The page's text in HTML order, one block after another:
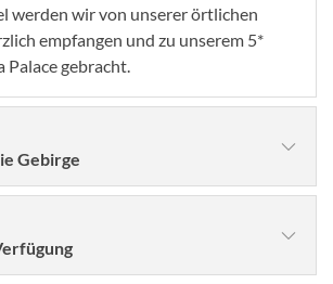
werden wir von unserer örtlichen
empfangen und zu unserem 5*
Palace gebracht.
Gebirge